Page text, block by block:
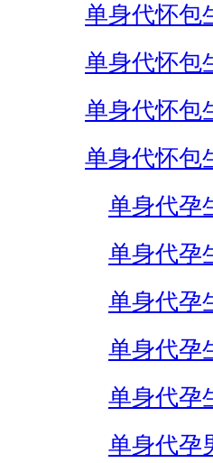
单身代怀包
单身代怀包
单身代怀包
单身代怀包
单身代孕
单身代孕
单身代孕
单身代孕
单身代孕
单身代孕